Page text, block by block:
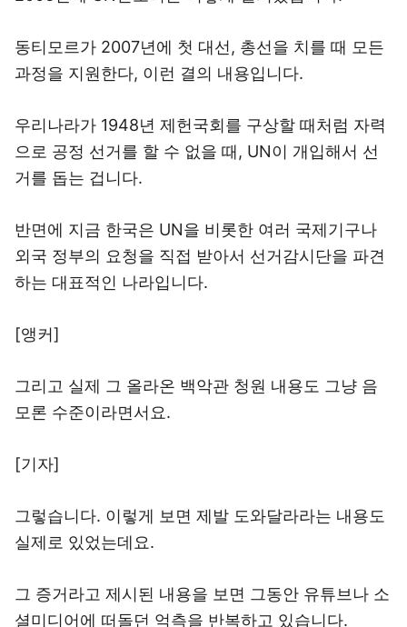
동티모르가 2007년에 첫 대선, 총선을 치를 때 모든
과정을 지원한다, 이런 결의 내용입니다.
우리나라가 1948년 제헌국회를 구상할 때처럼 자력
으로 공정 선거를 할 수 없을 때, UN이 개입해서 선
거를 돕는 겁니다.
반면에 지금 한국은 UN을 비롯한 여러 국제기구나
외국 정부의 요청을 직접 받아서 선거감시단을 파견
하는 대표적인 나라입니다.
[앵커]
그리고 실제 그 올라온 백악관 청원 내용도 그냥 음
모론 수준이라면서요.
[기자]
그렇습니다. 이렇게 보면 제발 도와달라라는 내용도
실제로 있었는데요.
그 증거라고 제시된 내용을 보면 그동안 유튜브나 소
셜미디어에 떠돌던 억측을 반복하고 있습니다.